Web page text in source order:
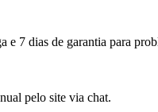
e 7 dias de garantia para
pelo site via chat.